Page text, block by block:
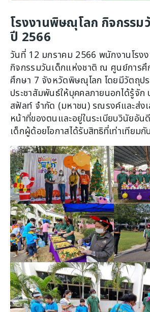
โรงงานพิษณุโลก กิจกรรม
ปี 2566
วันที่ 12 มกราคม 2566 พนักงานโรง
กิจกรรมวันเด็กแห่งชาติ ณ ศูนย์การศึ
ศึกษา 7 จังหวัดพิษณุโลก โดยมีวัตถุปร
ประชาสัมพันธ์ให้บุคคลภายนอกได้รู้จัก
สฟัลท์ จำกัด (มหาชน) รณรงค์และส่งเ
หน้าที่ของตนและอยู่ในระเบียบวินัยอัน
เด็กผู้ด้อยโอกาสได้รับสิทธิที่เท่าเทียม